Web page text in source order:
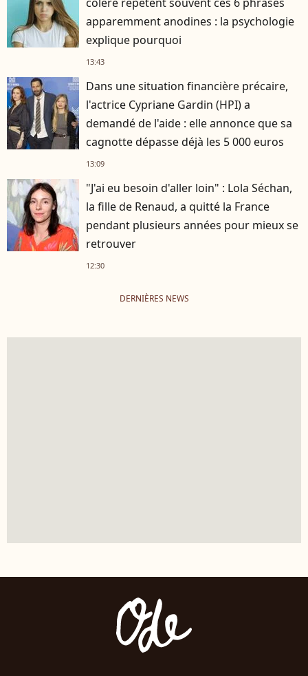
apparemment anodines : la psychologie
explique pourquoi
13:43
Dans une situation financière précaire,
l'actrice Cypriane Gardin (HPI) a
demandé de l'aide : elle annonce que sa
cagnotte dépasse déjà les 5 000 euros
13:09
"J'ai eu besoin d'aller loin" : Lola Séchan,
la fille de Renaud, a quitté la France
pendant plusieurs années pour mieux se
retrouver
12:30
DERNIÈRES NEWS